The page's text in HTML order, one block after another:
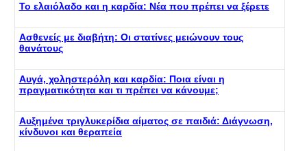
Το ελαιόλαδο και η καρδία: Νέα που πρέπει να ξέρετε
Ασθενείς με διαβήτη: Οι στατίνες μειώνουν τους
θανάτους
Αυγά, χοληστερόλη και καρδία: Ποια είναι η
πραγματικότητα και τι πρέπει να κάνουμε;
Αυξημένα τριγλυκερίδια αίματος σε παιδιά: Διάγνωση,
κίνδυνοι και θεραπεία